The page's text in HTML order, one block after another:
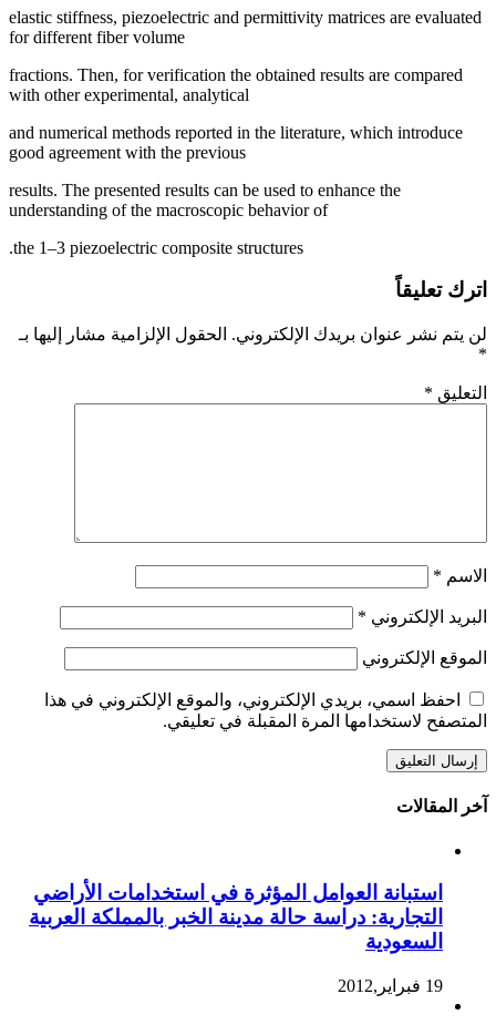
elastic stiffness, piezoelectric and permittivity matrices are evaluated
for different fiber volume
fractions. Then, for verification the obtained results are compared
with other experimental, analytical
and numerical methods reported in the literature, which introduce
good agreement with the previous
results. The presented results can be used to enhance the
understanding of the macroscopic behavior of
the 1–3 piezoelectric composite structures.
اترك تعليقاً
لن يتم نشر عنوان بريدك الإلكتروني. الحقول الإلزامية مشار إليها بـ
*
التعليق *
الاسم *
البريد الإلكتروني *
الموقع الإلكتروني
احفظ اسمي، بريدي الإلكتروني، والموقع الإلكتروني في هذا
المتصفح لاستخدامها المرة المقبلة في تعليقي.
آخر المقالات
استبانة العوامل المؤثرة في استخدامات الأراضي
التجارية: دراسة حالة مدينة الخبر بالمملكة العربية
السعودية
19 فبراير,2012